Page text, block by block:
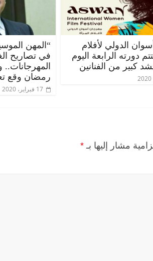
الدولي لأفلام
دورته الرابعة اليوم
كبير من الفنانين
“المهن
في تصاريح
رمضان وقع
17 فبراير، 2020
مشار إليها بـ *
الرئيسية مصر
مقعد شاغر على مائدة الإفطار..
حسين عبدالهادي فارس مقاومة
الخصخصة الذي دافع عن المال
(بروفايل)